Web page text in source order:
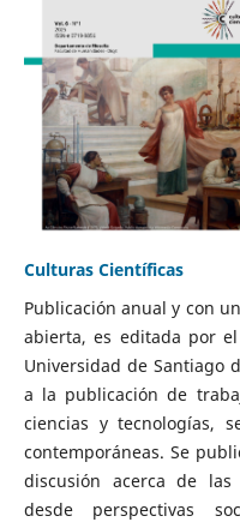
Culturas Científicas
Publicación anual y con
abierta, es editada por
Universidad de Santiago
a la publicación de
ciencias y tecnologías,
contemporáneas. Se
discusión acerca de las
desde perspectivas